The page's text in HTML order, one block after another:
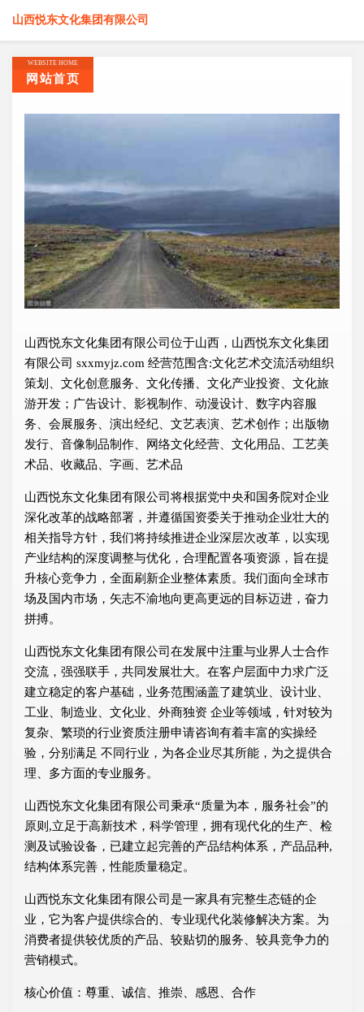
山西悦东文化集团有限公司
WEBSITE HOME
网站首页
山西悦东文化集团有限公司位于山西，山西悦东文化集团
有限公司 sxxmyjz.com 经营范围含:文化艺术交流活动组织
策划、文化创意服务、文化传播、文化产业投资、文化旅
游开发；广告设计、影视制作、动漫设计、数字内容服
务、会展服务、演出经纪、文艺表演、艺术创作；出版物
发行、音像制品制作、网络文化经营、文化用品、工艺美
术品、收藏品、字画、艺术品
山西悦东文化集团有限公司将根据党中央和国务院对企业
深化改革的战略部署，并遵循国资委关于推动企业壮大的
相关指导方针，我们将持续推进企业深层次改革，以实现
产业结构的深度调整与优化，合理配置各项资源，旨在提
升核心竞争力，全面刷新企业整体素质。我们面向全球市
场及国内市场，矢志不渝地向更高更远的目标迈进，奋力
拼搏。
山西悦东文化集团有限公司在发展中注重与业界人士合作
交流，强强联手，共同发展壮大。在客户层面中力求广泛
建立稳定的客户基础，业务范围涵盖了建筑业、设计业、
工业、制造业、文化业、外商独资 企业等领域，针对较为
复杂、繁琐的行业资质注册申请咨询有着丰富的实操经
验，分别满足 不同行业，为各企业尽其所能，为之提供合
理、多方面的专业服务。
山西悦东文化集团有限公司秉承“质量为本，服务社会”的
原则,立足于高新技术，科学管理，拥有现代化的生产、检
测及试验设备，已建立起完善的产品结构体系，产品品种,
结构体系完善，性能质量稳定。
山西悦东文化集团有限公司是一家具有完整生态链的企
业，它为客户提供综合的、专业现代化装修解决方案。为
消费者提供较优质的产品、较贴切的服务、较具竞争力的
营销模式。
核心价值：尊重、诚信、推崇、感恩、合作